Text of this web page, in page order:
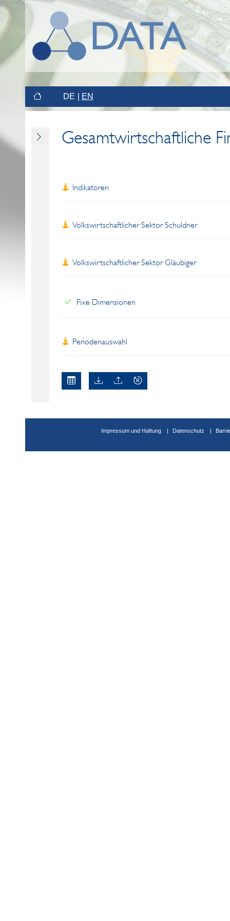
DE EN
Gesamtwirtschaftliche
Indikatoren
Volkswirtschaftlicher Sektor Schuldner
Volkswirtschaftlicher Sektor Gläubiger
Fixe Dimensionen
Periodenauswahl
Impressum und Haftung Datenschutz